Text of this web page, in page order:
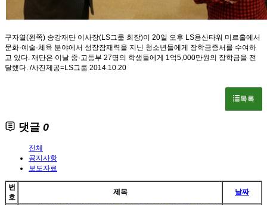
구자열(왼쪽) 송강재단 이사장(LS그룹 회장)이 20일 오후 LS용산타워 미르홀에서
문화·예술·체육 분야에서 성장잠재력을 지닌 청소년들에게 장학금증서를 수여하
고 있다. 재단은 이날 중·고등부 27명의 학생들에게 1억5,000만원의 장학금을 전
달했다. /사진제공=LS그룹 2014.10.20
목록
댓글 0
전체
공지사항
보도자료
번
호
제목 날짜